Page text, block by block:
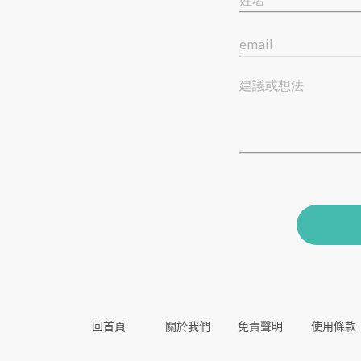
email
建議或想法
回首頁 關於我們 免責聲明 使用條款